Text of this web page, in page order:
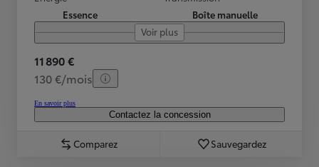
Essence
Boîte manuelle
Voir plus
11 890 €
130 €/mois
En savoir plus
Contactez la concession
Comparez Sauvegardez